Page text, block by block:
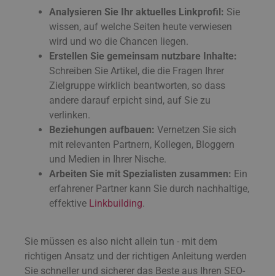
Analysieren Sie Ihr aktuelles Linkprofil: Sie
wissen, auf welche Seiten heute verwiesen
wird und wo die Chancen liegen.
Erstellen Sie gemeinsam nutzbare Inhalte:
Schreiben Sie Artikel, die die Fragen Ihrer
Zielgruppe wirklich beantworten, so dass
andere darauf erpicht sind, auf Sie zu
verlinken.
Beziehungen aufbauen: Vernetzen Sie sich
mit relevanten Partnern, Kollegen, Bloggern
und Medien in Ihrer Nische.
Arbeiten Sie mit Spezialisten zusammen: Ein
erfahrener Partner kann Sie durch nachhaltige,
effektive Linkbuilding.
Sie müssen es also nicht allein tun - mit dem
richtigen Ansatz und der richtigen Anleitung werden
Sie schneller und sicherer das Beste aus Ihren SEO-